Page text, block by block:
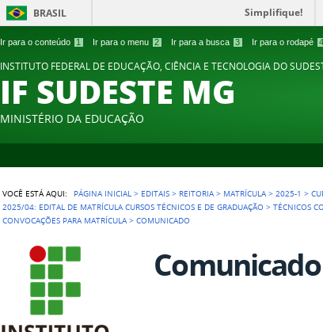
Ir para o conteúdo 1 Ir para o menu 2 Ir para a busca 3 Ir para o rodapé 4
BRASIL Simplifique!
INSTITUTO FEDERAL DE EDUCAÇÃO, CIÊNCIA E TECNOLOGIA DO
IF SUDESTE MG
MINISTÉRIO DA EDUCAÇÃO
VOCÊ ESTÁ AQUI: PÁGINA INICIAL > EDITAIS > REITORIA > MATRÍCULA >2025-1 >
2025/04: EDITAL DE MATRÍCULA CURSOS TÉCNICOS E DE GRADUAÇÃO >TÉCNICOS
CONVOCAÇÕES PARA MATRÍCULA >COMUNICADO
Comunicado